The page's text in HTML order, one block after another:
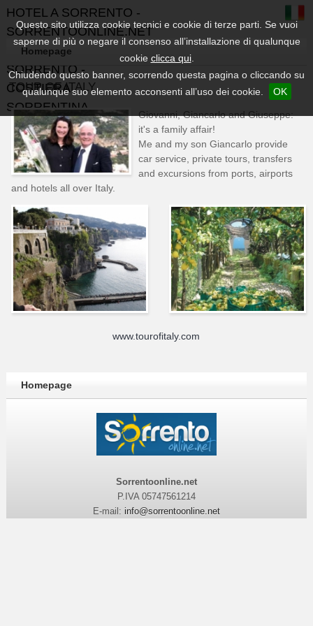
Questo sito utilizza cookie tecnici e cookie di terze parti. Se vuoi
saperne di più o negare il consenso all’installazione di qualunque
cookie clicca qui.
Chiudendo questo banner, scorrendo questa pagina o cliccando su
qualunque suo elemento acconsenti all’uso dei cookie.
OK
HOTEL A SORRENTO -
SORRENTOONLINE.NET
- GUIDA TURISTICA DI
SORRENTO -
COSTIERA
SORRENTINA
Homepage
TOUR OF ITALY
Giovanni, Giancarlo and Giuseppe:
it's a family affair!
Me and my son Giancarlo provide
car service, private tours, transfers
and excursions from ports, airports
and hotels all over Italy.
www.tourofitaly.com
Homepage
Sorrentoonline.net
P.IVA 05747561214
E-mail: info@sorrentoonline.net